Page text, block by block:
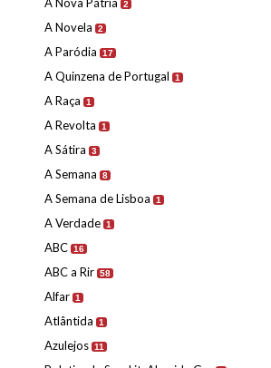
2
A Novela 2
A Paródia 17
A Quinzena de Portugal 1
A Raça 1
A Revolta 1
A Sátira 3
A Semana 8
A Semana de Lisboa 1
A Verdade 1
ABC 16
ABC a Rir 58
Alfar 1
Atlântida 1
Azulejos 11